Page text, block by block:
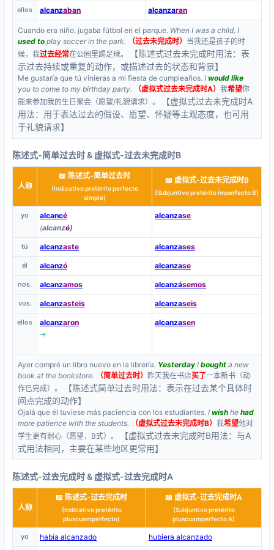
ellos alcanzaban alcanzaran
Cuando era niño, jugaba fútbol en el parque. When I was a child, I
used to play soccer in the park. （过去未完成时） 当我还是孩子的时
候，我过去经常在公园里踢足球。
【陈述式过去未完成时用法：表
示过去持续或重复的动作，或描述过去的状态和背景】
Me gustaría que tú vinieras a mi fiesta de cumpleaños. I would like
you to come to my birthday party.
（虚拟式过去未完成时A） 我希望你
能来参加我的生日聚会（愿望/礼貌请求）。
【虚拟式过去未完成时A
用法：用于表达过去的假设、愿望、怀疑等主观态度，也可用
于礼貌请求】
陈述式-简单过去时 & 虚拟式-过去未完成时B
人称
📖 陈述式-简单过去时
(Indicativo pretérito perfecto
simple)
📖 虚拟式-过去未完成时B
(Subjuntivo pretérito imperfecto B)
yo alcancé
(alcanzé)
alcanzase
tú alcanzaste alcanzases
él alcanzó alcanzase
nos. alcanzamos alcanzásemos
vos. alcanzasteis alcanzaseis
ellos alcanzaron
→
alcanzasen
Ayer compré un libro nuevo en la librería. YesterdayI bought a new
book at the bookstore.
（简单过去时） 昨天我在书店买了一本新书（动
作已完成）。
【陈述式简单过去时用法：表示在过去某个具体时
间点完成的动作】
Ojalá que él tuviese más paciencia con los estudiantes. I wish he had
more patience with the students.
（虚拟式过去未完成时B） 我希望他对
学生更有耐心（愿望，B式）。
【虚拟式过去未完成时B用法：与A
式用法相同，主要在某些地区更常用】
陈述式-过去完成时 & 虚拟式-过去完成时A
人称
📖 陈述式-过去完成时
(Indicativo pretérito
pluscuamperfecto)
📖 虚拟式-过去完成时A
(Subjuntivo pretérito
pluscuamperfecto A)
yo había alcanzado hubiera alcanzado